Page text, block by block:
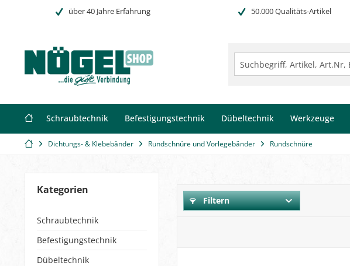
über 40 Jahre Erfahrung 50.000 Qualitäts-Artikel
Schraubtechnik Befestigungstechnik Dübeltechnik Werkzeuge
Dichtungs- & Klebebänder Rundschnüre und Vorlegebänder Rundschnüre
Kategorien
Schraubtechnik
Befestigungstechnik
Dübeltechnik
Filtern